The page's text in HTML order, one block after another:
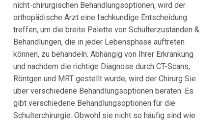
nicht-chirurgischen Behandlungsoptionen, wird der
orthopädische Arzt eine fachkundige Entscheidung
treffen, um die breite Palette von Schulterzuständen &
Behandlungen, die in jeder Lebensphase auftreten
können, zu behandeln. Abhängig von Ihrer Erkrankung
und nachdem die richtige Diagnose durch CT-Scans,
Röntgen und MRT gestellt wurde, wird der Chirurg Sie
über verschiedene Behandlungsoptionen beraten. Es
gibt verschiedene Behandlungsoptionen für die
Schulterchirurgie. Obwohl sie nicht so häufig sind wie